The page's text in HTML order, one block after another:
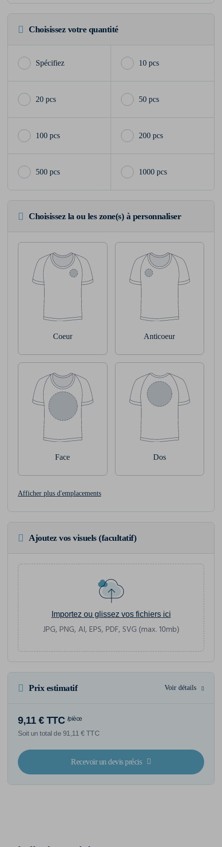
Choisissez votre quantité
10 pcs
20 pcs 50 pcs
100 pcs 200 pcs
500 pcs 1000 pcs
Choisissez la ou les zone(s) à personnaliser
Coeur Anticoeur
Face Dos
Afficher plus d'emplacements
Ajoutez vos visuels (facultatif)
Importez ou glissez vos fichiers ici
JPG, PNG, AI, EPS, PDF, SVG (max. 10mb)
Prix estimatif Voir détails
9,11 € TTC /pièce
Soit un total de 91,11 € TTC
Recevoir un devis précis